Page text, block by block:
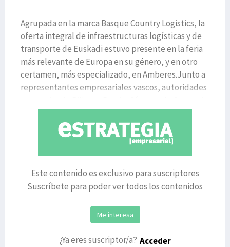
Agrupada en la marca Basque Country Logistics, la
oferta integral de infraestructuras logísticas y de
transporte de Euskadi estuvo presente en la feria
más relevante de Europa en su género, y en otro
certamen, más especializado, en Amberes.Junto a
representantes empresariales vascos, autoridades
Este contenido es exclusivo para suscriptores
Suscríbete para poder ver todos los contenidos
Me interesa
¿Ya eres suscriptor/a? Acceder